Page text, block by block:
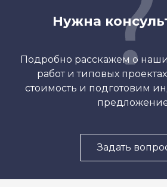
Нужна
Подробно расскажем о
работ и типовых
стоимость и подготовим
Задать